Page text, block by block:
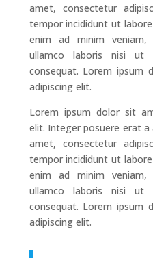
amet, consectetur
tempor incididunt ut
enim ad minim veniam,
ullamco laboris nisi ut
consequat. Lorem ipsum
adipiscing elit.
Lorem ipsum dolor sit
elit. Integer posuere erat
amet, consectetur
tempor incididunt ut
enim ad minim veniam,
ullamco laboris nisi ut
consequat. Lorem ipsum
adipiscing elit.